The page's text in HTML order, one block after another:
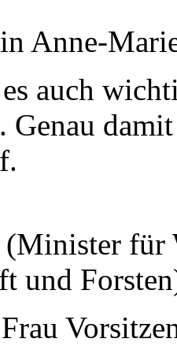
Anne-
auch
Genau
(Minister für
und